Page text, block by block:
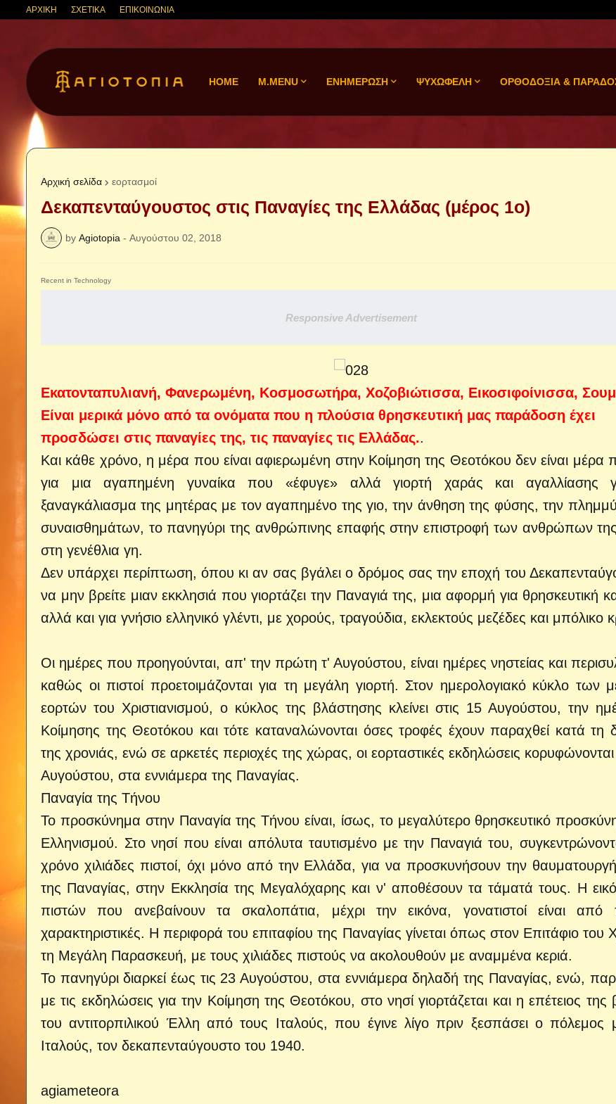
ΑΡΧΙΚΗ ΣΧΕΤΙΚΑ ΕΠΙΚΟΙΝΩΝΙΑ
HOME M.MENU ΕΝΗΜΕΡΩΣΗ ΨΥΧΩΦΕΛΗ ΟΡΘΟΔΟΞΙΑ &
Αρχική σελίδα εορτασμοί
Δεκαπενταύγουστος στις Παναγίες της Ελλάδας (μέρος 1ο)
by Agiotopia - Αυγούστου 02, 2018
Recent in Technology
Responsive Advertisement
Εκατονταπυλιανή, Φανερωμένη, Κοσμοσωτήρα, Χοζοβιώτισσα, Εικοσιφοίνισσα,
Είναι μερικά μόνο από τα ονόματα που η πλούσια θρησκευτική μας παράδοση έχει
προσδώσει στις παναγίες της, τις παναγίες τις Ελλάδας..
Και κάθε χρόνο, η μέρα που είναι αφιερωμένη στην Κοίμηση της Θεοτόκου δεν είναι μέρα
για μια αγαπημένη γυναίκα που «έφυγε» αλλά γιορτή χαράς και αγαλλίασης
ξαναγκάλιασμα της μητέρας με τον αγαπημένο της γιο, την άνθηση της φύσης, την
συναισθημάτων, το πανηγύρι της ανθρώπινης επαφής στην επιστροφή των ανθρώπων
στη γενέθλια γη.
Δεν υπάρχει περίπτωση, όπου κι αν σας βγάλει ο δρόμος σας την εποχή του
να μην βρείτε μιαν εκκλησιά που γιορτάζει την Παναγιά της, μια αφορμή για θρησκευτική
αλλά και για γνήσιο ελληνικό γλέντι, με χορούς, τραγούδια, εκλεκτούς μεζέδες και μπόλικο
Οι ημέρες που προηγούνται, απ' την πρώτη τ' Αυγούστου, είναι ημέρες νηστείας και
καθώς οι πιστοί προετοιμάζονται για τη μεγάλη γιορτή. Στον ημερολογιακό κύκλο των
εορτών του Χριστιανισμού, ο κύκλος της βλάστησης κλείνει στις 15 Αυγούστου, την
Kοίμησης της Θεοτόκου και τότε καταναλώνονται όσες τροφές έχουν παραχθεί κατά τη
της χρονιάς, ενώ σε αρκετές περιοχές της χώρας, οι εορταστικές εκδηλώσεις κορυφώνονται
Αυγούστου, στα εννιάμερα της Παναγίας.
Παναγία της Τήνου
Το προσκύνημα στην Παναγία της Τήνου είναι, ίσως, το μεγαλύτερο θρησκευτικό
Ελληνισμού. Στο νησί που είναι απόλυτα ταυτισμένο με την Παναγιά του,
χρόνο χιλιάδες πιστοί, όχι μόνο από την Ελλάδα, για να προσκυνήσουν την θαυματουργή
της Παναγίας, στην Εκκλησία της Μεγαλόχαρης και ν' αποθέσουν τα τάματά τους. Η
πιστών που ανεβαίνουν τα σκαλοπάτια, μέχρι την εικόνα, γονατιστοί είναι από
χαρακτηριστικές. Η περιφορά του επιταφίου της Παναγίας γίνεται όπως στον Επιτάφιο του
τη Μεγάλη Παρασκευή, με τους χιλιάδες πιστούς να ακολουθούν με αναμμένα κεριά.
Το πανηγύρι διαρκεί έως τις 23 Αυγούστου, στα εννιάμερα δηλαδή της Παναγίας, ενώ,
με τις εκδηλώσεις για την Κοίμηση της Θεοτόκου, στο νησί γιορτάζεται και η επέτειος της
του αντιτορπιλικού Έλλη από τους Ιταλούς, που έγινε λίγο πριν ξεσπάσει ο πόλεμος
Ιταλούς, τον δεκαπενταύγουστο του 1940.
agiameteora